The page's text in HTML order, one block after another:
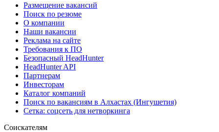
Размещение вакансий
Поиск по резюме
О компании
Наши вакансии
Реклама на сайте
Требования к ПО
Безопасный HeadHunter
HeadHunter API
Партнерам
Инвесторам
Каталог компаний
Поиск по вакансиям в Алхастах (Ингушетия)
Сетка: соцсеть для нетворкинга
Соискателям